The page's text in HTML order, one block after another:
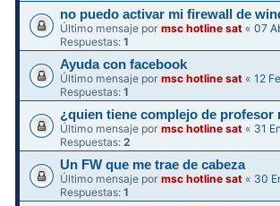
no puedo activar mi firewall de
Último mensaje pormsc hotline sat «07
Respuestas:1
Ayuda con facebook
Último mensaje pormsc hotline sat «12
Respuestas:1
¿quien tiene complejo de profesor
Último mensaje pormsc hotline sat « 31
Respuestas:2
Un FW que me trae de cabeza
Último mensaje pormsc hotline sat « 30
Respuestas:1